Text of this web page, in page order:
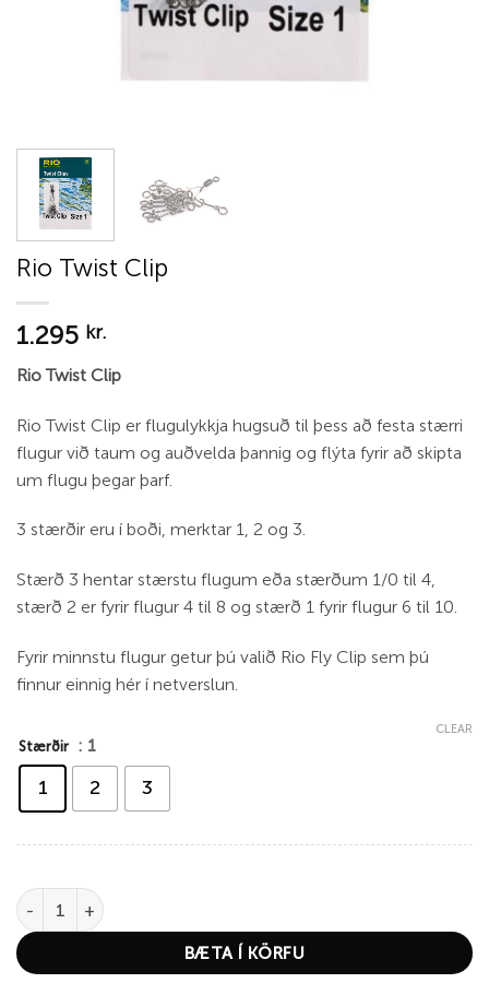
Rio Twist Clip
1.295 kr.
Rio Twist Clip
Rio Twist Clip er flugulykkja hugsuð til þess að festa stærri
flugur við taum og auðvelda þannig og flýta fyrir að skipta
um flugu þegar þarf.
3 stærðir eru í boði, merktar 1, 2 og 3.
Stærð 3 hentar stærstu flugum eða stærðum 1/0 til 4,
stærð 2 er fyrir flugur 4 til 8 og stærð 1 fyrir flugur 6 til 10.
Fyrir minnstu flugur getur þú valið Rio Fly Clip sem þú
finnur einnig hér í netverslun.
Stærðir : 1
1 2 3
CLEAR
Rio Twist Clip quantity
BÆTA Í KÖRFU